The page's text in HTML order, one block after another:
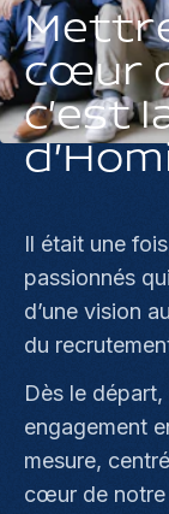
cœur
c'est
Il était une
passionnés
d’une vision
du
Dès le
engagement
mesure,
cœur de notre